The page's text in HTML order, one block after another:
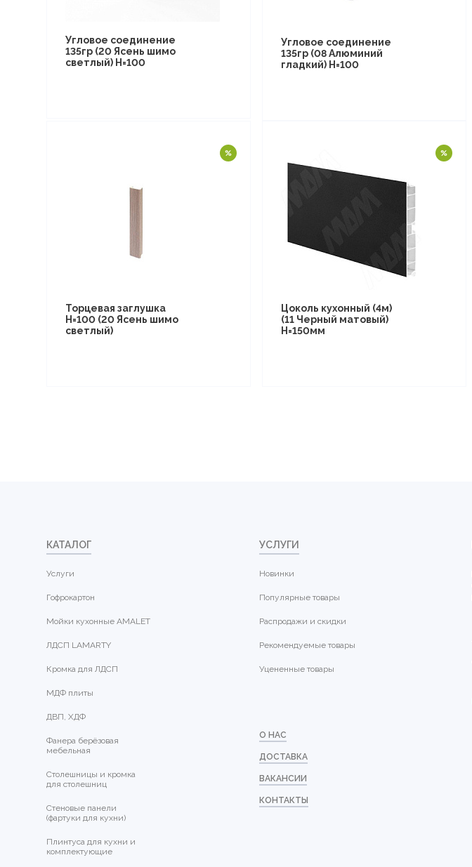
Угловое соединение
135гр (20 Ясень шимо
светлый) Н=100
Угловое соединение
135гр (08 Алюминий
гладкий) Н=100
Торцевая заглушка
Н=100 (20 Ясень шимо
светлый)
Цоколь кухонный (4м)
(11 Черный матовый)
Н=150мм
КАТАЛОГ
Услуги
Гофрокартон
Мойки кухонные AMALET
ЛДСП LAMARTY
Кромка для ЛДСП
МДФ плиты
ДВП, ХДФ
Фанера берёзовая
мебельная
Столешницы и кромка
для столешниц
Стеновые панели
(фартуки для кухни)
Плинтуса для кухни и
комплектующие
УСЛУГИ
Новинки
Популярные товары
Распродажи и скидки
Рекомендуемые товары
Уцененные товары
О НАС
ДОСТАВКА
ВАКАНСИИ
КОНТАКТЫ